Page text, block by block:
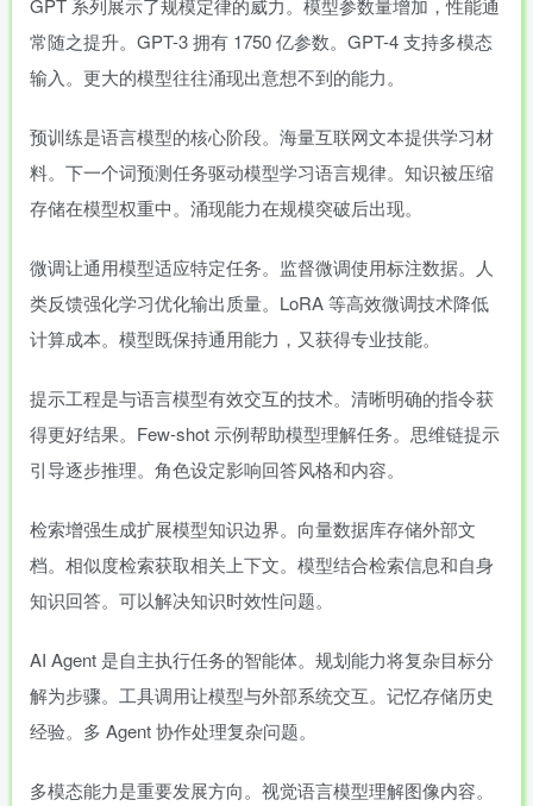
GPT 系列展示了规模定律的威力。模型参数量增加，性能通
常随之提升。GPT-3 拥有 1750 亿参数。GPT-4 支持多模态
输入。更大的模型往往涌现出意想不到的能力。
预训练是语言模型的核心阶段。海量互联网文本提供学习材
料。下一个词预测任务驱动模型学习语言规律。知识被压缩
存储在模型权重中。涌现能力在规模突破后出现。
微调让通用模型适应特定任务。监督微调使用标注数据。人
类反馈强化学习优化输出质量。LoRA 等高效微调技术降低
计算成本。模型既保持通用能力，又获得专业技能。
提示工程是与语言模型有效交互的技术。清晰明确的指令获
得更好结果。Few-shot 示例帮助模型理解任务。思维链提示
引导逐步推理。角色设定影响回答风格和内容。
检索增强生成扩展模型知识边界。向量数据库存储外部文
档。相似度检索获取相关上下文。模型结合检索信息和自身
知识回答。可以解决知识时效性问题。
AI Agent 是自主执行任务的智能体。规划能力将复杂目标分
解为步骤。工具调用让模型与外部系统交互。记忆存储历史
经验。多 Agent 协作处理复杂问题。
多模态能力是重要发展方向。视觉语言模型理解图像内容。